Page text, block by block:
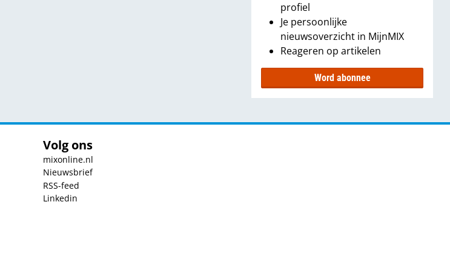
profiel
Je persoonlijke
nieuwsoverzicht in MijnMIX
Reageren op artikelen
Word abonnee
Volg ons
mixonline.nl
Nieuwsbrief
RSS-feed
Linkedin